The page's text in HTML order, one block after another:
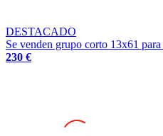
DESTACADO
Se venden grupo corto 13x61
230 €